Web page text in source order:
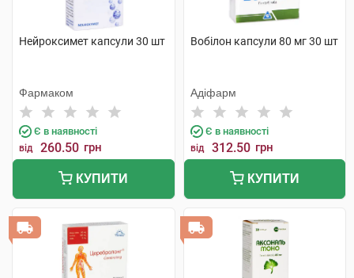
Нейроксимет капсули 30 шт
Фармаком
Є в наявності
від 260.50 грн
КУПИТИ
Вобілон капсули 80 мг 30 шт
Адіфарм
Є в наявності
від 312.50 грн
КУПИТИ